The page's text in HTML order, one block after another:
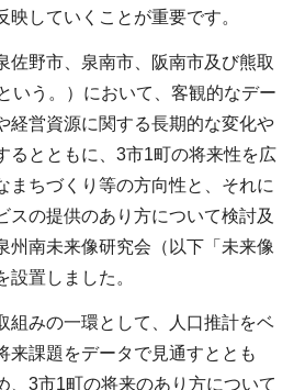
していくことが重要です。
佐野市、泉南市、阪南市及び熊取
いう。）において、客観的なデー
経営資源に関する長期的な変化や
るとともに、3市1町の将来性を広
まちづくり等の方向性と、それに
スの提供のあり方について検討及
州南未来像研究会（以下「未来像
置しました。
組みの一環として、人口推計をベ
来課題をデータで見通すととも
、3市1町の将来のあり方について